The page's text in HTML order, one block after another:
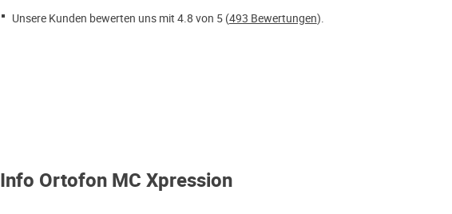
Unsere Kunden bewerten uns mit 4.8 von 5 (493 Bewertungen).
Info Ortofon MC Xpression